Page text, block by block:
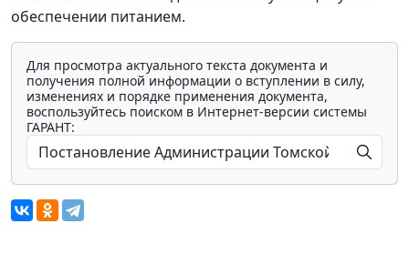
обеспечении питанием.
Для просмотра актуального текста документа и
получения полной информации о вступлении в силу,
изменениях и порядке применения документа,
воспользуйтесь поиском в Интернет-версии системы
ГАРАНТ: